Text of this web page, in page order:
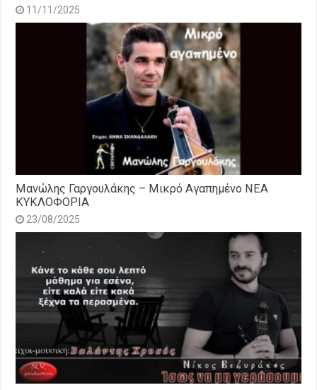
11/11/2025
Μανώλης Γαργουλάκης – Μικρό Αγαπημένο NEΑ
ΚΥΚΛΟΦΟΡΙΑ
23/08/2025